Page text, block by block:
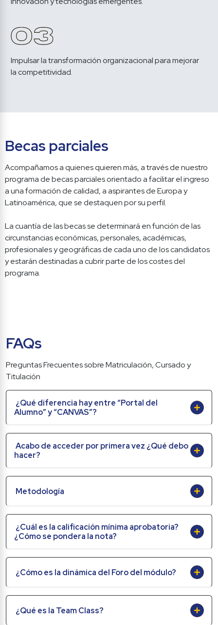
Impulsar la transformación organizacional para mejorar
la competitividad.
Becas parciales
Acompañamos a quienes quieren más, a través de nuestro
programa de becas parciales orientado a facilitar el ingreso
a una formación de calidad, a aspirantes de Europa y
Latinoamérica, que se destaquen por su perfil.
La cuantía de las becas se determinará en función de las
circunstancias económicas, personales, académicas,
profesionales y geográficas de cada uno de los candidatos
y estarán destinadas a cubrir parte de los costes del
programa.
FAQs
Preguntas Frecuentes sobre Matriculación, Cursado y
Titulación
¿Qué diferencia hay entre “Portal del
Alumno” y “CANVAS”?
Acabo de acceder por primera vez ¿Qué debo
hacer?
Metodología
¿Cuál es la calificación mínima aprobatoria?
¿Cómo se pondera la nota?
¿Cómo es la dinámica del Foro del módulo?
¿Qué es la Team Class?